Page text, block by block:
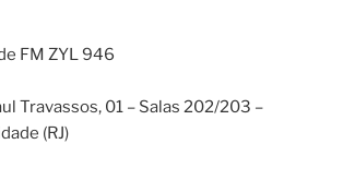
FM ZYL 946
Travassos, 01 – Salas 202/203 –
(RJ)